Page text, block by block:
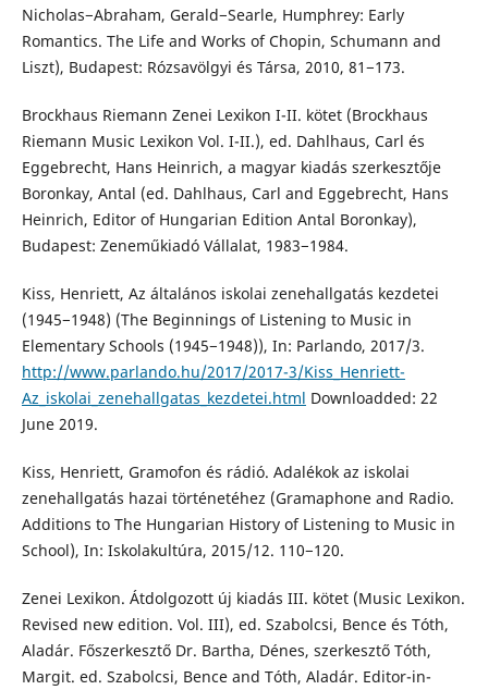
Nicholas−Abraham, Gerald−Searle, Humphrey: Early
Romantics. The Life and Works of Chopin, Schumann and
Liszt), Budapest: Rózsavölgyi és Társa, 2010, 81−173.
Brockhaus Riemann Zenei Lexikon I-II. kötet (Brockhaus
Riemann Music Lexikon Vol. I-II.), ed. Dahlhaus, Carl és
Eggebrecht, Hans Heinrich, a magyar kiadás szerkesztője
Boronkay, Antal (ed. Dahlhaus, Carl and Eggebrecht, Hans
Heinrich, Editor of Hungarian Edition Antal Boronkay),
Budapest: Zeneműkiadó Vállalat, 1983−1984.
Kiss, Henriett, Az általános iskolai zenehallgatás kezdetei
(1945−1948) (The Beginnings of Listening to Music in
Elementary Schools (1945−1948)), In: Parlando, 2017/3.
http://www.parlando.hu/2017/2017-3/Kiss_Henriett-
Az_iskolai_zenehallgatas_kezdetei.html Downloadded: 22
June 2019.
Kiss, Henriett, Gramofon és rádió. Adalékok az iskolai
zenehallgatás hazai történetéhez (Gramaphone and Radio.
Additions to The Hungarian History of Listening to Music in
School), In: Iskolakultúra, 2015/12. 110−120.
Zenei Lexikon. Átdolgozott új kiadás III. kötet (Music Lexikon.
Revised new edition. Vol. III), ed. Szabolcsi, Bence és Tóth,
Aladár. Főszerkesztő Dr. Bartha, Dénes, szerkesztő Tóth,
Margit. ed. Szabolcsi, Bence and Tóth, Aladár. Editor-in-